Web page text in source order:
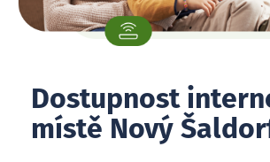
Dostupnost
místě Nový